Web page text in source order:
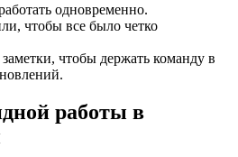
одновременно.
чтобы все было четко
чтобы держать команду в
работы в